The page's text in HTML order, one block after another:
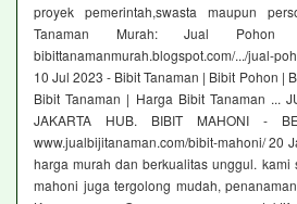
proyek pemerintah,swasta maupun
Tanaman Murah: Jual Pohon
bibittanamanmurah.blogspot.com/.../jual-
10 Jul 2023 - Bibit Tanaman | Bibit Pohon |
Bibit Tanaman | Harga Bibit Tanaman ...
JAKARTA HUB. BIBIT MAHONI -
www.jualbijitanaman.com/bibit-mahoni/ 20
harga murah dan berkualitas unggul. kami
mahoni juga tergolong mudah,